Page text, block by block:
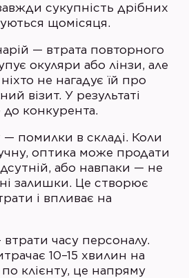
сукупність дрібних
щомісяця.
— втрата повторного
окуляри або лінзи, але
не нагадує їй про
візит. У результаті
до конкурента.
помилки в складі. Коли
оптика може продати
або навпаки — не
залишки. Це створює
і впливає на
часу персоналу.
10–15 хвилин на
клієнту, це напряму